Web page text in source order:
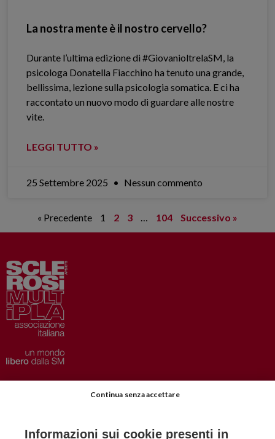
La nostra mente è il nostro cervello?
Durante l’ultima edizione di #GiovanioltrelaSM, la
psicologa Donatella Fiacchino ha tenuto una grande,
bellissima, lezione sulla psicologia somatica. E ci ha
raccontato un nuovo modo di guardare alle nostre
vite.
LEGGI TUTTO »
25 Settembre 2025 Nessun commento
« Precedente 1 2 3 104 Successivo »
Privacy–Disclaimer
Informazioni sui cookie presenti in
Continua senza accettare